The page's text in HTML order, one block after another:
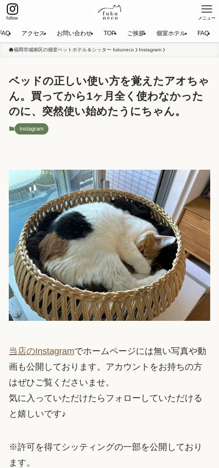
follow メニュー
アクセス お問い合わせ TOP ご挨拶 個室ホテル FAQ
福岡市城南区の個室ペットホテル＆シッター fukuneco Instagram
ベッドの正しい使い方を覚えたアオちゃ
ん。買ってから1ヶ月全く使わなかった
のに、突然使い始めたうにちゃん。
Instagram
当店のInstagramでホームページには無い写真や動
画も公開しております。アカウントをお持ちの方
はぜひご覧くださいませ。
気に入っていただけたらフォローしていただける
と嬉しいです♪
※許可を得てシッティングの一部を公開しており
ます。